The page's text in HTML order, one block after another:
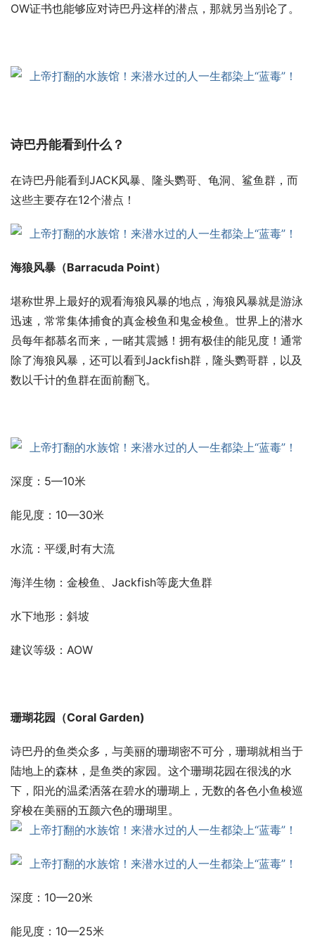
OW证书也能够应对诗巴丹这样的潜点，那就另当别论了。
诗巴丹能看到什么？
在诗巴丹能看到JACK风暴、隆头鹦哥、龟洞、鲨鱼群，而
这些主要存在12个潜点！
海狼风暴（Barracuda Point）
堪称世界上最好的观看海狼风暴的地点，海狼风暴就是游泳
迅速，常常集体捕食的真金梭鱼和鬼金梭鱼。世界上的潜水
员每年都慕名而来，一睹其震撼！拥有极佳的能见度！通常
除了海狼风暴，还可以看到Jackfish群，隆头鹦哥群，以及
数以千计的鱼群在面前翻飞。
深度：5—10米
能见度：10—30米
水流：平缓,时有大流
海洋生物：金梭鱼、Jackfish等庞大鱼群
水下地形：斜坡
建议等级：AOW
珊瑚花园（Coral Garden)
诗巴丹的鱼类众多，与美丽的珊瑚密不可分，珊瑚就相当于
陆地上的森林，是鱼类的家园。这个珊瑚花园在很浅的水
下，阳光的温柔洒落在碧水的珊瑚上，无数的各色小鱼梭巡
穿梭在美丽的五颜六色的珊瑚里。
深度：10—20米
能见度：10—25米